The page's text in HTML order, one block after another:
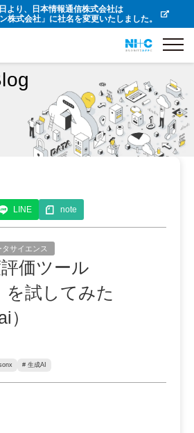
より、日本情報通信株式会社は
株式会社」に社名を変更いたしました。
LINE note
タサイエンス
価ツール
を試してみた
）
# 生成AI